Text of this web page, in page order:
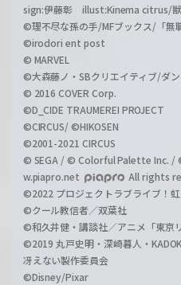
sign:伊藤彰 illust:Kinema citrus/
©理不尽な孫の手/MFブックス/「無
©irodori ent post
© MARVEL
©大森藤ノ・SBクリエイティブ/ダ
© 2016 COVER Corp.
©D_CIDE TRAUMEREI PROJECT
©CIRCUS/ ©HIKOSEN
©2001-2021 CIRCUS
© SEGA / © Colorful Palette Inc. /
w.piapro.net
All rights
©2022 プロジェクトラブライブ！
©クール教信者／双葉社
©和久井健・講談社／アニメ「東京
©2019 丸戸史明・深崎暮人・
冴えない製作委員会
©Disney/Pixar